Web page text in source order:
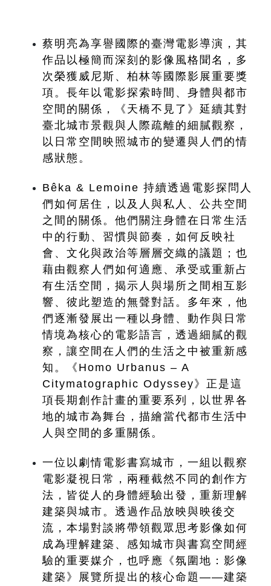
蔡明亮為享譽國際的臺灣電影導演，其
作品以極簡而深刻的影像風格聞名，多
次榮獲威尼斯、柏林等國際影展重要獎
項。長年以電影探索時間、身體與都市
空間的關係，《天橋不見了》延續其對
臺北城市景觀與人際疏離的細膩觀察，
以日常空間映照城市的變遷與人們的情
感狀態。
Bêka & Lemoine 持續透過電影探問人
們如何居住，以及人與私人、公共空間
之間的關係。他們關注身體在日常生活
中的行動、習慣與節奏，如何反映社
會、文化與政治等層層交織的議題；也
藉由觀察人們如何適應、承受或重新占
有生活空間，揭示人與場所之間相互影
響、彼此塑造的無聲對話。多年來，他
們逐漸發展出一種以身體、動作與日常
情境為核心的電影語言，透過細膩的觀
察，讓空間在人們的生活之中被重新感
知。《Homo Urbanus – A
Citymatographic Odyssey》正是這
項長期創作計畫的重要系列，以世界各
地的城市為舞台，描繪當代都市生活中
人與空間的多重關係。
一位以劇情電影書寫城市，一組以觀察
電影凝視日常，兩種截然不同的創作方
法，皆從人的身體經驗出發，重新理解
建築與城市。透過作品放映與映後交
流，本場對談將帶領觀眾思考影像如何
成為理解建築、感知城市與書寫空間經
驗的重要媒介，也呼應《氛圍地：影像
建築》展覽所提出的核心命題——建築